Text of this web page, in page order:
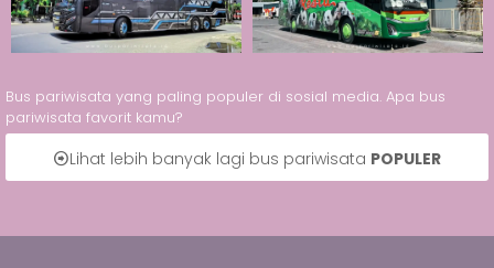
Bus pariwisata yang paling populer di sosial media. Apa bus
pariwisata favorit kamu?
Lihat lebih banyak lagi bus pariwisata POPULER